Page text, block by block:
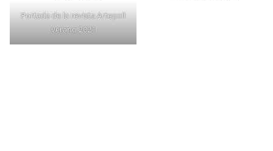
Portada de la revista Artepoli
verano 2021